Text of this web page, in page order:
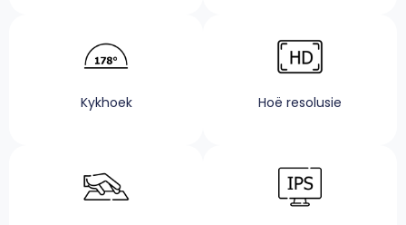
Kykhoek Hoë resolusie